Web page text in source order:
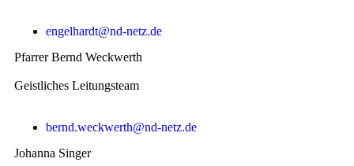
engelhardt@nd-netz.de
Pfarrer Bernd Weckwerth
Geistliches Leitungsteam
bernd.weckwerth@nd-netz.de
Johanna Singer